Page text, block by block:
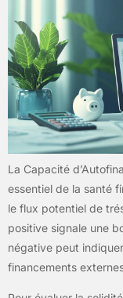
La Capacité
essentiel de la santé
le flux potentiel de
positive signale une
négative peut
financements